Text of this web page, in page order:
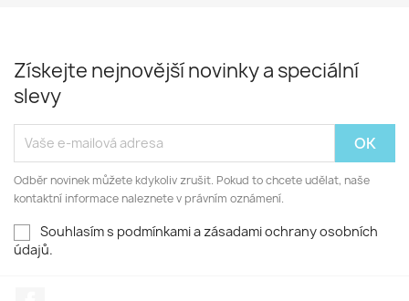
Získejte nejnovější novinky a speciální
slevy
Odběr novinek můžete kdykoliv zrušit. Pokud to chcete udělat, naše
kontaktní informace naleznete v právním oznámení.
Souhlasím s podmínkami a zásadami ochrany osobních
údajů.